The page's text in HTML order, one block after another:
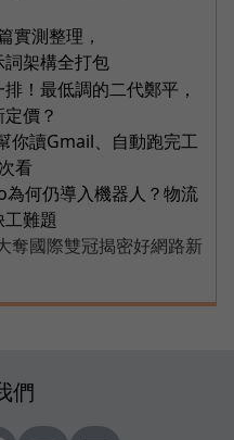
實測整理，
架構全打包
！最低調的二代鄭平，
價？
你讀Gmail、自動跑完工
看
何仍導入機器人？物流
難題
奪國際雙冠揭密好網路新
們